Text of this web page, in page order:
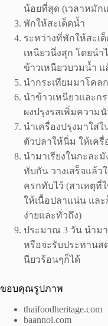
น้อยที่สุด (เวลาหมัก
พักให้สะเด็ดน้ำ
ระหว่างที่พักให้สะเ
เหนียวนึ่งสุก โดยน
ข้าวเหนียวบวมน้ำ แ
นำกระเทียมมาโคล
นำข้าวเหนียวและก
ผงปรุงรสเพิ่มความ
นำเครื่องปรุงมาใส่
ตัวปลาให้นิ่ม ให้เครื่
นำมาเรียงในกะละ
ทับกัน วางเสร็จแล้
ครกทับไว้ (สาเหตุที่
ให้เนื้อปลาแน่น และ
ง่ายและทั่วถึง)
ประมาณ 3 วัน นำม
หรือจะรับประทานส
นียวร้อนๆก็ได้
ขอบคุณรูปภาพ
thaifoodheritage.com
baannoi.com